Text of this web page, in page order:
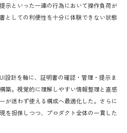
示といった一連の行為において操作負荷が
としての利便性を十分に体験できない状態
設計を軸に、証明書の確認・管理・提示ま
築。視覚的に理解しやすい情報整理と直感
が迷わず使える構成へ最適化した。さらに
を担保しつつ、プロダクト全体の一貫した